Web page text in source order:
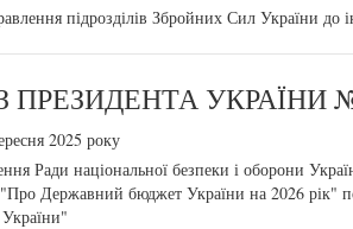
підрозділів Збройних Сил України до
ПРЕЗИДЕНТА УКРАЇНИ
2025 року
Ради національної безпеки і оборони
Державний бюджет України на 2026 рік" по